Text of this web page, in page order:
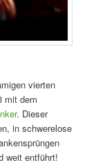
vierten
mit dem
. Dieser
in schwerelose
weit entführt!